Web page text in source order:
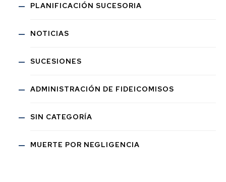
PLANIFICACIÓN SUCESORIA
NOTICIAS
SUCESIONES
ADMINISTRACIÓN DE FIDEICOMISOS
SIN CATEGORÍA
MUERTE POR NEGLIGENCIA